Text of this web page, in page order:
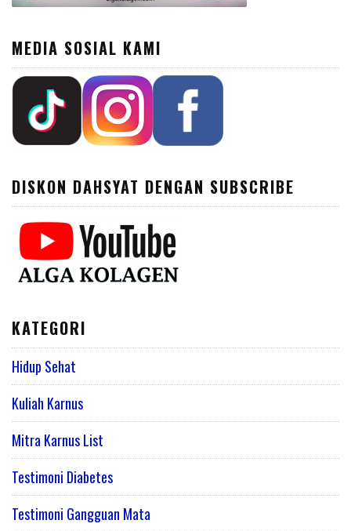
MEDIA SOSIAL KAMI
DISKON DAHSYAT DENGAN SUBSCRIBE
KATEGORI
Hidup Sehat
Kuliah Karnus
Mitra Karnus List
Testimoni Diabetes
Testimoni Gangguan Mata